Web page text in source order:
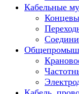
Кабельные